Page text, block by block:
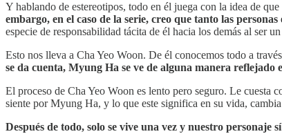
Y hablando de estereotipos, todo en él juega con la idea de
embargo, en el caso de la serie, creo que tanto las
especie de responsabilidad tácita de él hacia los demás al ser
Esto nos lleva a Cha Yeo Woon. De él conocemos todo a
se da cuenta, Myung Ha se ve de alguna manera reflejado
El proceso de Cha Yeo Woon es lento pero seguro. Le cuesta
siente por Myung Ha, y lo que este significa en su vida,
Después de todo, solo se vive una vez y nuestro personaje